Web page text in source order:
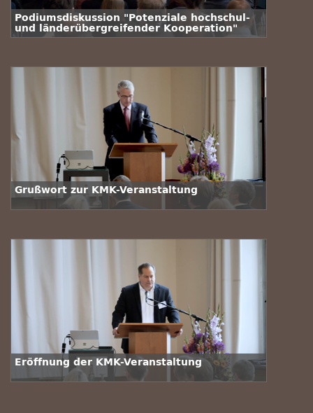
Podiumsdiskussion "Potenziale hochschul-
und länderübergreifender Kooperation"
Grußwort zur KMK-Veranstaltung
Eröffnung der KMK-Veranstaltung